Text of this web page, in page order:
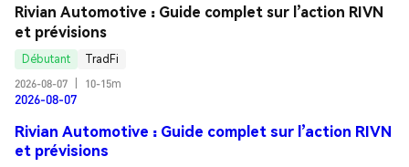
Rivian Automotive : Guide complet sur l’action RIVN
et prévisions
Débutant
TradFi
2026-08-07
10-15m
2026-08-07
Rivian Automotive : Guide complet sur l’action RIVN
et prévisions